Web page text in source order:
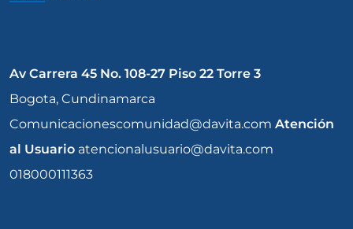
Av Carrera 45 No. 108-27 Piso 22 Torre 3
Bogota, Cundinamarca
Comunicacionescomunidad@davita.com Atención
al Usuario atencionalusuario@davita.com
018000111363